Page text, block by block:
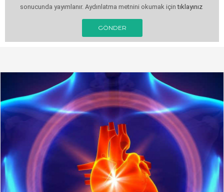
sonucunda yayımlanır. Aydınlatma metnini okumak içintıklayınız
GÖNDER